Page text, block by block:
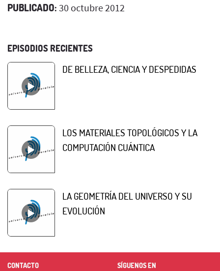
PUBLICADO: 30 octubre 2012
EPISODIOS RECIENTES
DE BELLEZA, CIENCIA Y DESPEDIDAS
LOS MATERIALES TOPOLÓGICOS Y LA
COMPUTACIÓN CUÁNTICA
LA GEOMETRÍA DEL UNIVERSO Y SU
EVOLUCIÓN
CONTACTO SÍGUENOS EN